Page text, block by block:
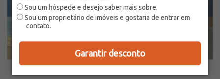
Sou um hóspede e desejo saber mais sobre.
Sou um proprietário de imóveis e gostaria de entrar em
contato.
Garantir desconto